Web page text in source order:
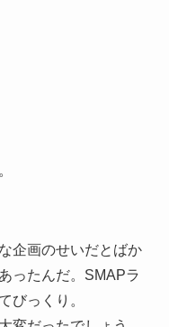
企画のせいだとばか
ったんだ。SMAPラ
びっくり。